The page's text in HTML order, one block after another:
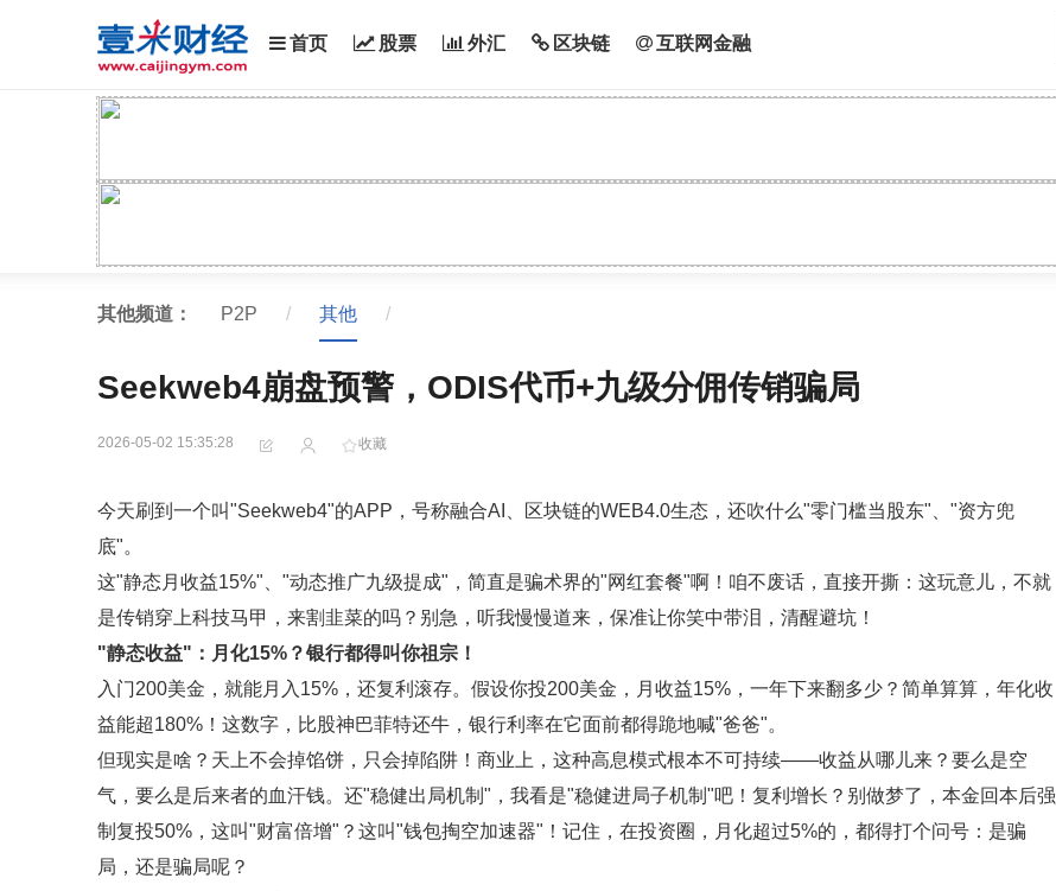
首页 股票 外汇 区块链 互联网金融
其他频道： P2P / 其他 /
Seekweb4崩盘预警，ODIS代币+九级分佣传销骗局
2026-05-02 15:35:28 收藏
今天刷到一个叫"Seekweb4"的APP，号称融合AI、区块链的WEB4.0生态，还吹什么"零门槛当股东"、"资方兜
底"。
这"静态月收益15%"、"动态推广九级提成"，简直是骗术界的"网红套餐"啊！咱不废话，直接开撕：这玩意儿，不就
是传销穿上科技马甲，来割韭菜的吗？别急，听我慢慢道来，保准让你笑中带泪，清醒避坑！
"静态收益"：月化15%？银行都得叫你祖宗！
入门200美金，就能月入15%，还复利滚存。假设你投200美金，月收益15%，一年下来翻多少？简单算算，年化收
益能超180%！这数字，比股神巴菲特还牛，银行利率在它面前都得跪地喊"爸爸"。
但现实是啥？天上不会掉馅饼，只会掉陷阱！商业上，这种高息模式根本不可持续——收益从哪儿来？要么是空
气，要么是后来者的血汗钱。还"稳健出局机制"，我看是"稳健进局子机制"吧！复利增长？别做梦了，本金回本后强
制复投50%，这叫"财富倍增"？这叫"钱包掏空加速器"！记住，在投资圈，月化超过5%的，都得打个问号：是骗
局，还是骗局呢？